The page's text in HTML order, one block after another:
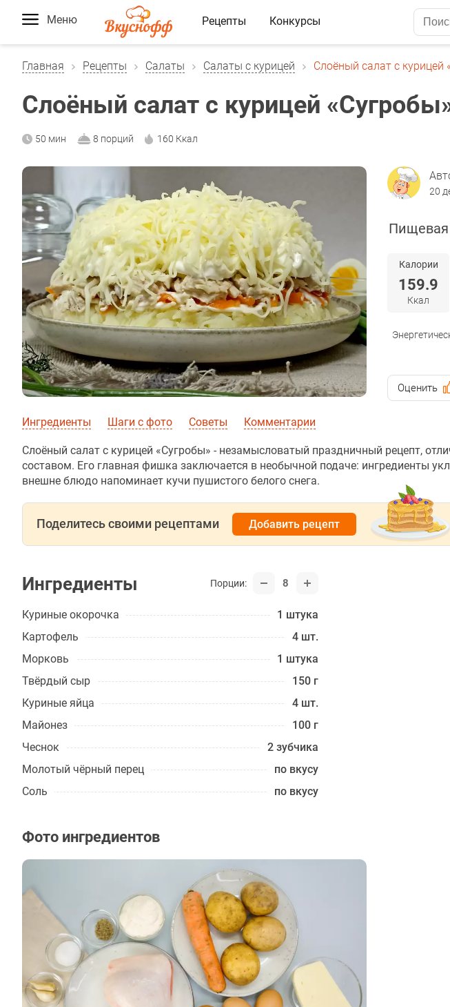
Меню Рецепты Конкурсы
Главная Рецепты Салаты Салаты с курицей Слоёный салат с курицей
Слоёный салат с курицей
50 мин 8 порций 160 Ккал
20
Пищевая
Калории
159.9
Ккал
Оценить
Ингредиенты Шаги с фото Советы Комментарии
Слоёный салат с курицей «Сугробы» - незамысловатый праздничный рецепт,
составом. Его главная фишка заключается в необычной подаче: ингредиенты
внешне блюдо напоминает кучи пушистого белого снега.
Поделитесь своими рецептами Добавить рецепт
Ингредиенты Порции: 8
Куриные окорочка
1 штука
Картофель
4 шт.
Морковь
1 штука
Твёрдый сыр
150 г
Куриные яйца
4 шт.
Майонез
100 г
Чеснок
2 зубчика
Молотый чёрный перец
по вкусу
Соль
по вкусу
Фото ингредиентов